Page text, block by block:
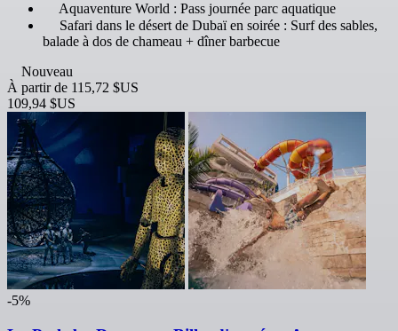
Aquaventure World : Pass journée parc aquatique
Safari dans le désert de Dubaï en soirée : Surf des sables,
balade à dos de chameau + dîner barbecue
Nouveau
À partir de 115,72 $US
109,94 $US
-5%